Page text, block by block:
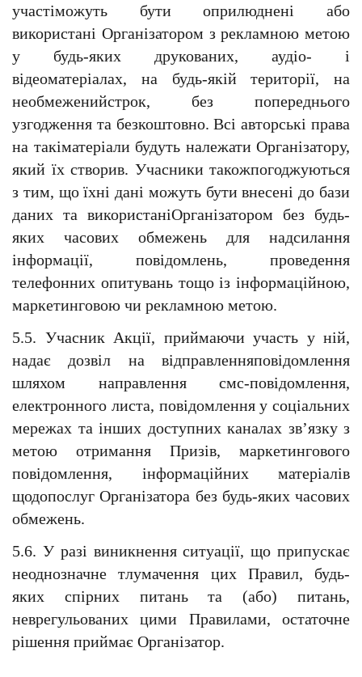
участіможуть бути оприлюднені або
використані Організатором з рекламною метою
у будь-яких друкованих, аудіо- і
відеоматеріалах, на будь-якій території, на
необмеженийстрок, без попереднього
узгодження та безкоштовно. Всі авторські права
на такіматеріали будуть належати Організатору,
який їх створив. Учасники такожпогоджуються
з тим, що їхні дані можуть бути внесені до бази
даних та використаніОрганізатором без будь-
яких часових обмежень для надсилання
інформації, повідомлень, проведення
телефонних опитувань тощо із інформаційною,
маркетинговою чи рекламною метою.
5.5. Учасник Акції, приймаючи участь у ній,
надає дозвіл на відправленняповідомлення
шляхом направлення смс-повідомлення,
електронного листа, повідомлення у соціальних
мережах та інших доступних каналах зв’язку з
метою отримання Призів, маркетингового
повідомлення, інформаційних матеріалів
щодопослуг Організатора без будь-яких часових
обмежень.
5.6. У разі виникнення ситуації, що припускає
неоднозначне тлумачення цих Правил, будь-
яких спірних питань та (або) питань,
неврегульованих цими Правилами, остаточне
рішення приймає Організатор.